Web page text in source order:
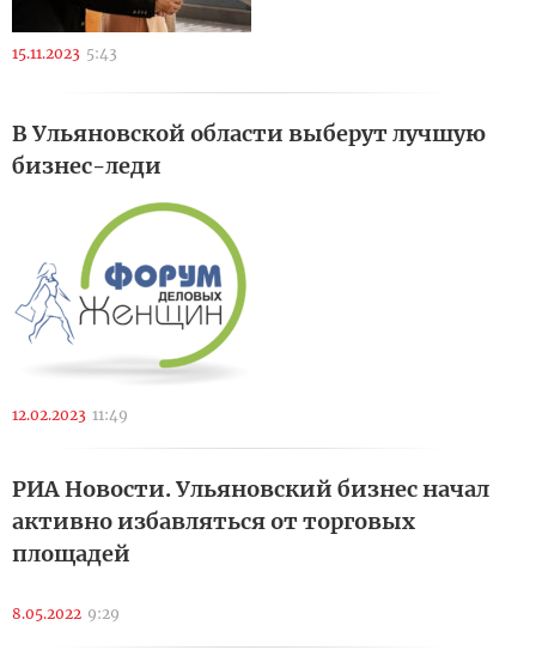
15.11.2023 5:43
В Ульяновской области выберут лучшую
бизнес-леди
12.02.2023 11:49
РИА Новости. Ульяновский бизнес начал
активно избавляться от торговых
площадей
8.05.2022 9:29